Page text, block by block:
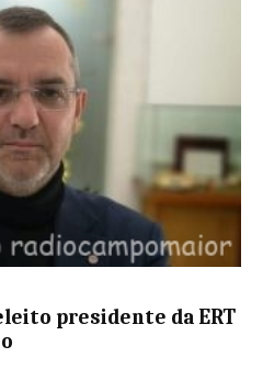
presidente da ERT